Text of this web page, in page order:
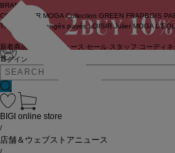
ログイン
BRAND
COUTURIER MOGA Collection GREEN FRAPBOIS
TRISTESSE
congés payés LOISIR Julier MOGA
新着商品 ニュース セール スタッフ コーディネ
せ
BIGI online store
/
店舗＆ウェブストアニュース
/